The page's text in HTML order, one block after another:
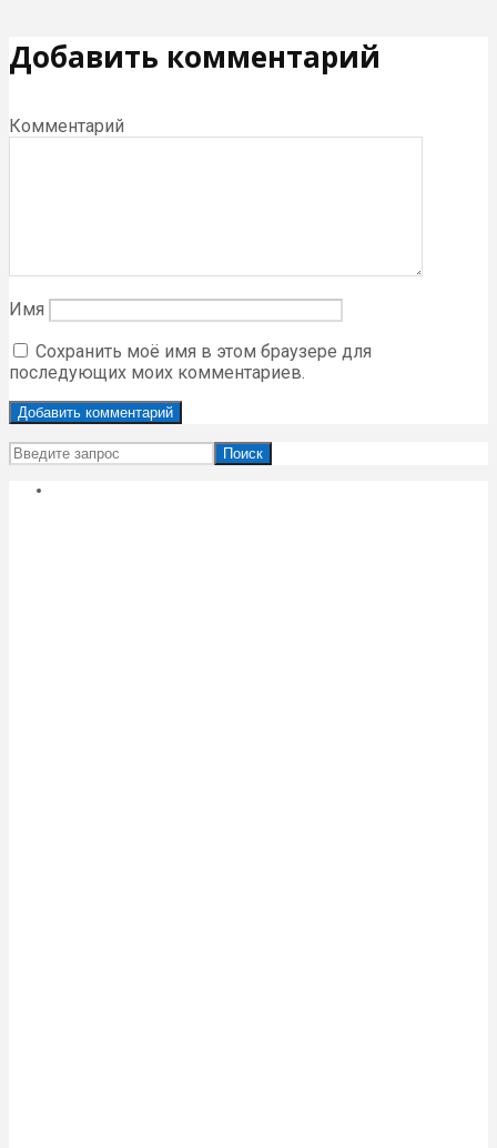
Добавить комментарий
Комментарий
Имя
Сохранить моё имя в этом браузере для
последующих моих комментариев.
Поиск